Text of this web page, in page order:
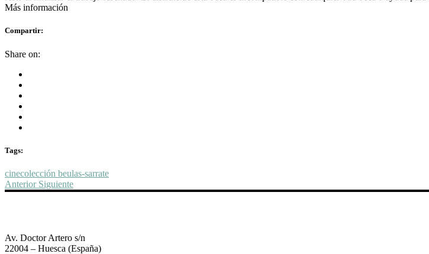
Más información
Compartir:
Share on:
Tags:
cinecolección beulas-sarrate
Anterior Siguiente
Av. Doctor Artero s/n
22004 – Huesca (España)